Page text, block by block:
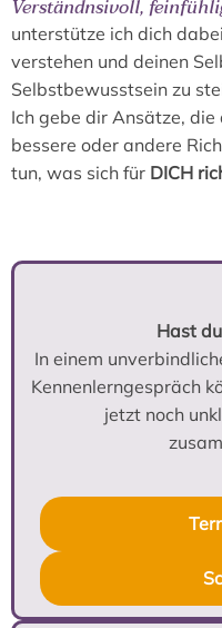
Verständnsivoll,
unterstütze ich dich
verstehen und deinen
Selbstbewusstsein zu
Ich gebe dir Ansätze,
bessere oder andere
tun, was sich für DICH
Hast
In einem
Kennenlerngespräch
jetzt noch